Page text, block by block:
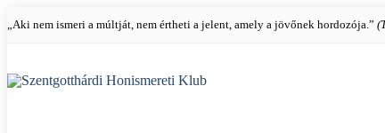
„Aki nem ismeri a múltját, nem értheti a jelent, amely a jövőnek hordozója.”